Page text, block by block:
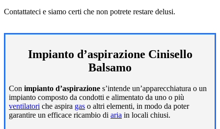
Contattateci e siamo certi che non potrete restare delusi.
Impianto d’aspirazione Cinisello
Balsamo
Con impianto d’aspirazione s’intende un’apparecchiatura o un
impianto composto da condotti e alimentato da uno o più
ventilatori che aspira gas o altri elementi, in modo da poter
garantire un efficace ricambio di aria in locali chiusi.